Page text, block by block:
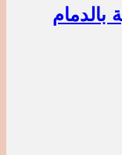
بالدمام